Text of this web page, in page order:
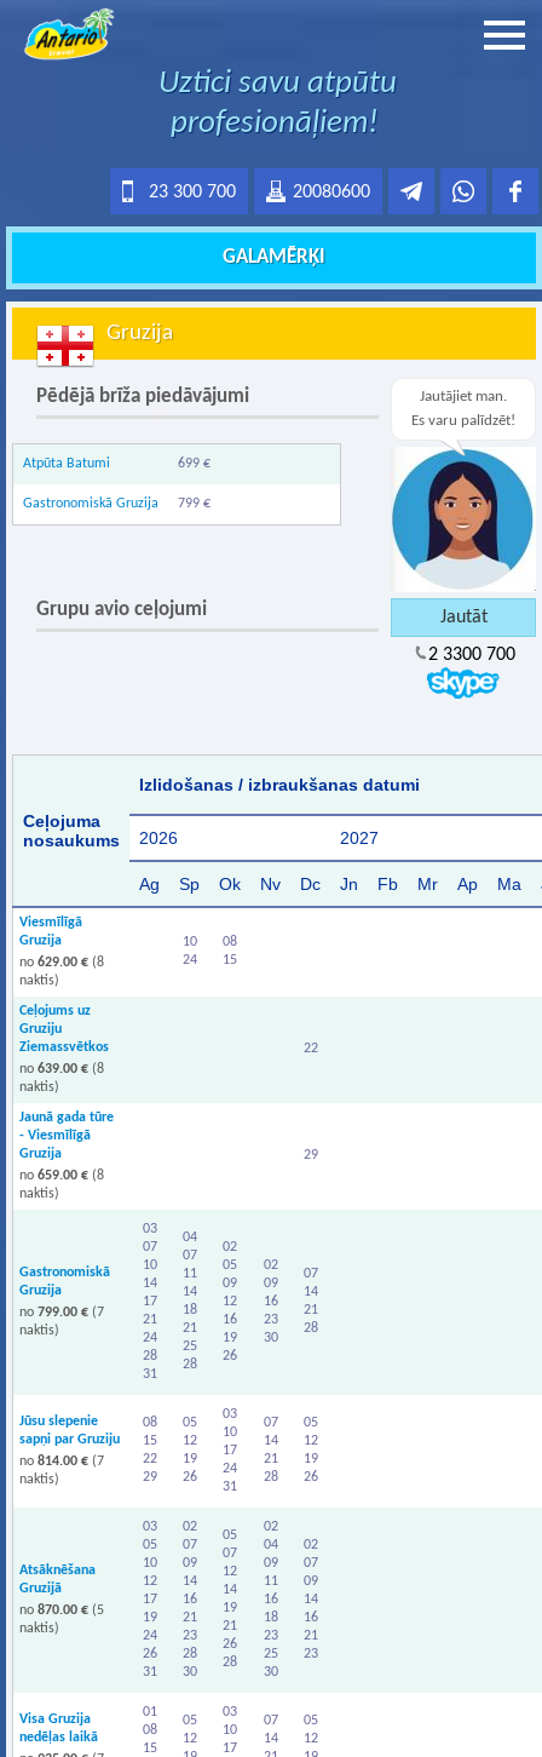
Uztici savu atpūtu
profesionāļiem!
20080600
23 300 700
GALAMĒRĶI
Gruzija
Jautājiet man.
Es varu palīdzēt!
2 3300 700
Pēdējā brīža piedāvājumi
Atpūta Batumi 699 €
Gastronomiskā Gruzija 799 €
Grupu avio ceļojumi
Ceļojuma
nosaukums
Izlidošanas / izbraukšanas datumi
2026 2027
Ag Sp Ok Nv Dc Jn Fb Mr Ap Ma
Viesmīlīgā
Gruzija
no 629.00 € (8
naktis)
10
24
08
15
Ceļojums uz
Gruziju
Ziemassvētkos
no 639.00 € (8
naktis)
22
Jaunā gada tūre
- Viesmīlīgā
Gruzija
no 659.00 € (8
naktis)
29
Gastronomiskā
Gruzija
no 799.00 € (7
naktis)
03
07
10
14
17
21
24
28
31
04
07
11
14
18
21
25
28
02
05
09
12
16
19
26
02
09
16
23
30
07
14
21
28
Jūsu slepenie
sapņi par Gruziju
no 814.00 € (7
naktis)
08
15
22
29
05
12
19
26
03
10
17
24
31
07
14
21
28
05
12
19
26
Atsāknēšana
Gruzijā
no 870.00 € (5
naktis)
03
05
10
12
17
19
24
26
31
02
07
09
14
16
21
23
28
30
05
07
12
14
19
21
26
28
02
04
09
11
16
18
23
25
30
02
07
09
14
16
21
23
Visa Gruzija
nedēļas laikā
01
08
15
05
12
03
10
17
07
14
05
12